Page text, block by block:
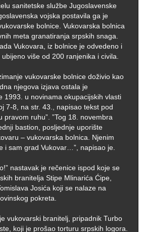
sanitetske službe Jugoslavenske
vojska postavila ga je
bolnice. Vukovarska bolnica
meta granatiranja srpskih snaga.
Vukovara, iz bolnice je odvedeno i
više od 200 ranjenika i civila.
vukovarske bolnice doživio kao
njegova izjava ostala je
1993. u novinama okupacijskih vlasti
7-8, na str. 43., napisao tekst pod
pravom ruhu”. ”Tog 18. novembra
bastion, posljednje uporište
– vukovarska bolnica. Njenim
i sam grad Vukovar…”, napisao je.
nastavak je rečenice ispod koje se
branitelja Stipe Mlinarića Ćipe,
Josića koji se nalaze na
pokreta.
vukovarski branitelj, pripadnik Turbo
koji je prošao torturu srpskih logora.